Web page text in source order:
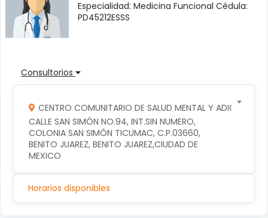
Especialidad: Medicina Funcional Cédula:
PD45212ESSS
Consultorios
CENTRO COMUNITARIO DE SALUD MENTAL Y ADICCIONES
CALLE SAN SIMÓN NO.94, INT.SIN NUMERO,
COLONIA SAN SIMÓN TICUMAC, C.P.03660,
BENITO JUAREZ, BENITO JUAREZ,CIUDAD DE
MEXICO
Horarios disponibles